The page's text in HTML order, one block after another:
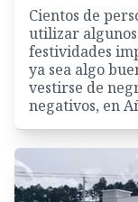
Cientos de
utilizar
festividades
ya sea algo
vestirse de
negativos, en